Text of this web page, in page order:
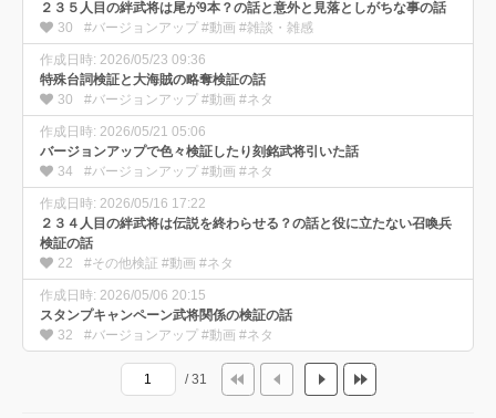
２３５人目の絆武将は尾が9本？の話と意外と見落としがちな事の話
30
#バージョンアップ #動画 #雑談・雑感
作成日時: 2026/05/23 09:36
特殊台詞検証と大海賊の略奪検証の話
30
#バージョンアップ #動画 #ネタ
作成日時: 2026/05/21 05:06
バージョンアップで色々検証したり刻銘武将引いた話
34
#バージョンアップ #動画 #ネタ
作成日時: 2026/05/16 17:22
２３４人目の絆武将は伝説を終わらせる？の話と役に立たない召喚兵
検証の話
22
#その他検証 #動画 #ネタ
作成日時: 2026/05/06 20:15
スタンプキャンペーン武将関係の検証の話
32
#バージョンアップ #動画 #ネタ
/ 31